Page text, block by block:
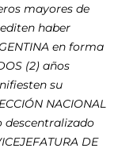
mayores de
haber
en forma
(2) años
su
NACIONAL
descentralizado
DE